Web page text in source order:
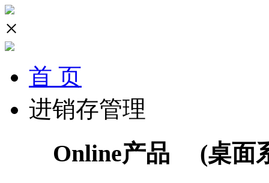
×
首 页
进销存管理
Online产品 (桌面